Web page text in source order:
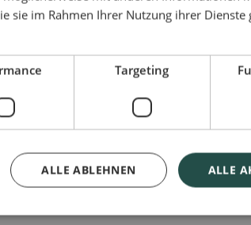
Kongress in Mainz eure Produkt-
und es wird sehr gut angenommen.
sie im Rahmen Ihrer Nutzung ihrer Dienste
Targeting
ALLE
ALLE ABLEHNEN